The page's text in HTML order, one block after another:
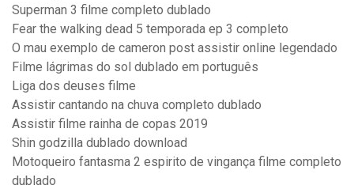
Superman 3 filme completo dublado
Fear the walking dead 5 temporada ep 3 completo
O mau exemplo de cameron post assistir online legendado
Filme lágrimas do sol dublado em português
Liga dos deuses filme
Assistir cantando na chuva completo dublado
Assistir filme rainha de copas 2019
Shin godzilla dublado download
Motoqueiro fantasma 2 espirito de vingança filme completo
dublado